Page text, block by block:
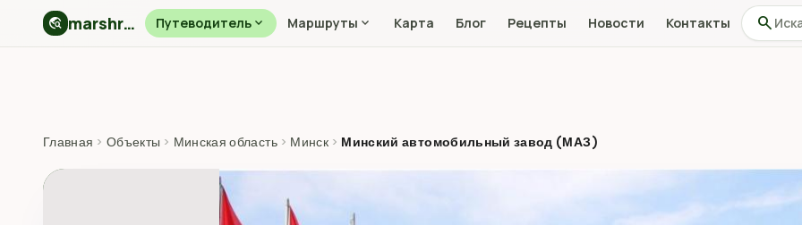
travel_explore marshryt.by Путеводительexpand_more Маршруты expand_more Карта Блог Рецепты Новости Контакты Поиск
search
Главная › Объекты › Минская область › Минск › Минский автомобильный завод (МАЗ)